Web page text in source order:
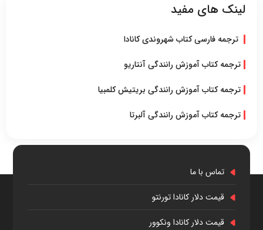
لینک های مفید
ترجمه فارسی کتاب شهروندی کانادا
ترجمه کتاب آموزش رانندگی آنتاریو
ترجمه کتاب آموزش رانندگی بریتیش کلمبیا
ترجمه کتاب آموزش رانندگی آلبرتا
تماس با ما
قیمت دلار کانادا تورنتو
قیمت دلار کانادا ونکوور